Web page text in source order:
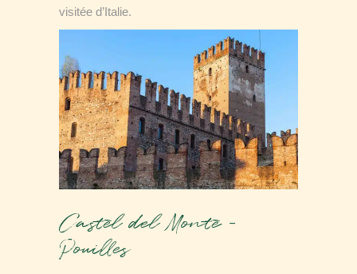
visitée d’Italie.
Castel del Monte –
Pouilles